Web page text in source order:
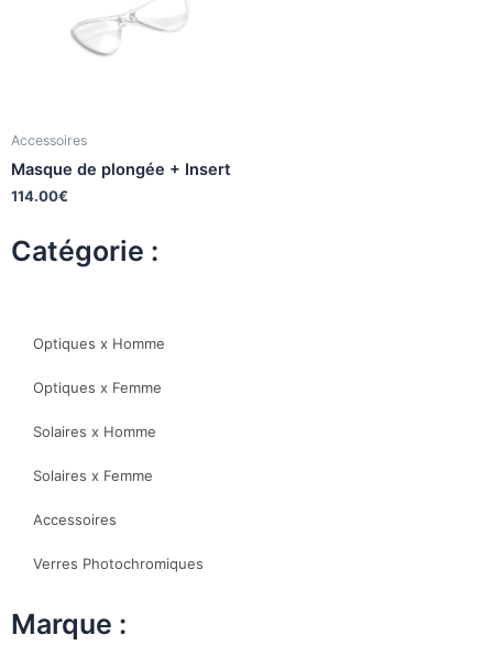
Accessoires
Masque de plongée + Insert
114.00€
Catégorie :
Optiques x Homme
Optiques x Femme
Solaires x Homme
Solaires x Femme
Accessoires
Verres Photochromiques
Marque :